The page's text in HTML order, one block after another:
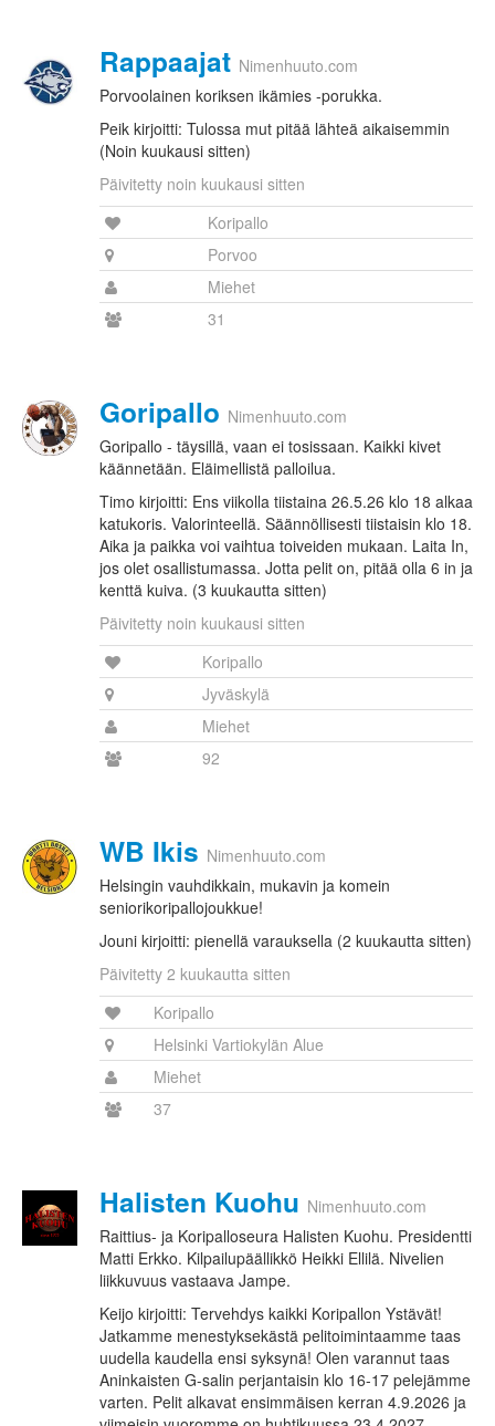
Rappaajat Nimenhuuto.com
Porvoolainen koriksen ikämies -porukka.
Peik kirjoitti: Tulossa mut pitää lähteä aikaisemmin
(Noin kuukausi sitten)
Päivitetty noin kuukausi sitten
Koripallo
Porvoo
Miehet
31
Goripallo Nimenhuuto.com
Goripallo - täysillä, vaan ei tosissaan. Kaikki kivet
käännetään. Eläimellistä palloilua.
Timo kirjoitti: Ens viikolla tiistaina 26.5.26 klo 18 alkaa
katukoris. Valorinteellä. Säännöllisesti tiistaisin klo 18.
Aika ja paikka voi vaihtua toiveiden mukaan. Laita In,
jos olet osallistumassa. Jotta pelit on, pitää olla 6 in ja
kenttä kuiva. (3 kuukautta sitten)
Päivitetty noin kuukausi sitten
Koripallo
Jyväskylä
Miehet
92
WB Ikis Nimenhuuto.com
Helsingin vauhdikkain, mukavin ja komein
seniorikoripallojoukkue!
Jouni kirjoitti: pienellä varauksella (2 kuukautta sitten)
Päivitetty 2 kuukautta sitten
Koripallo
Helsinki Vartiokylän Alue
Miehet
37
Halisten Kuohu Nimenhuuto.com
Raittius- ja Koripalloseura Halisten Kuohu. Presidentti
Matti Erkko. Kilpailupäällikkö Heikki Ellilä. Nivelien
liikkuvuus vastaava Jampe.
Keijo kirjoitti: Tervehdys kaikki Koripallon Ystävät!
Jatkamme menestyksekästä pelitoimintaamme taas
uudella kaudella ensi syksynä! Olen varannut taas
Aninkaisten G-salin perjantaisin klo 16-17 pelejämme
varten. Pelit alkavat ensimmäisen kerran 4.9.2026 ja